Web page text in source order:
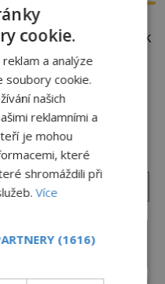
smrti. Mezi
slzami, smutek
Jsou ale
smutně žmoulají
obřadu, ale při
pozveme? Unikátní
„Veselý“, najdeme
nedaleko hranic […]
RUBRIKY ›
cookie.
a analýze
soubory cookie.
našich
reklamními a
je mohou
které
shromáždili při
Více
(1616)